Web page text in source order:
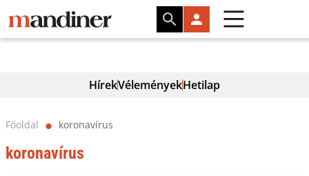
HírekVéleményekHetilap
Főoldal ⬤ koronavírus
koronavírus